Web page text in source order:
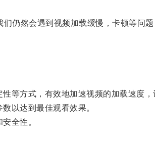
然会遇到视频加载缓慢，卡顿等问题
方式，有效地加速视频的加载速度，
以达到最佳观看效果。
全性。